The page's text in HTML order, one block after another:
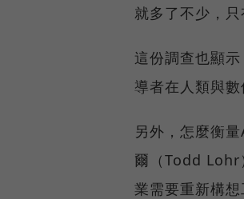
就多了不少，
這份調查也顯
導者在人類與
另外，怎麼衡
爾（Todd Lohr
業需要重新構想